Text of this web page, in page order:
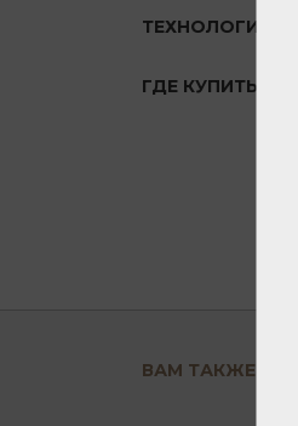
ТЕХНОЛОГИЯ
ГДЕ КУПИТЬ?
ВАМ ТАКЖЕ